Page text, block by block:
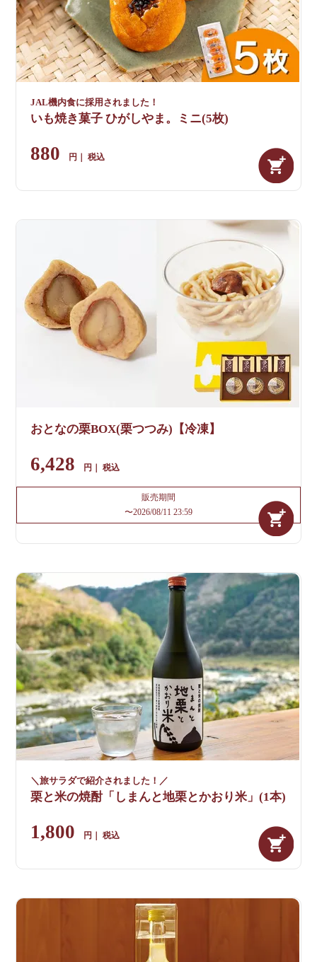
JAL機内食に採用されました！
いも焼き菓子 ひがしやま。ミニ(5枚)
880 税込
おとなの栗BOX(栗つつみ)【冷凍】
6,428 税込
販売期間
〜2026/08/11 23:59
＼旅サラダで紹介されました！／
栗と米の焼酎「しまんと地栗とかおり米」(1本)
1,800 税込